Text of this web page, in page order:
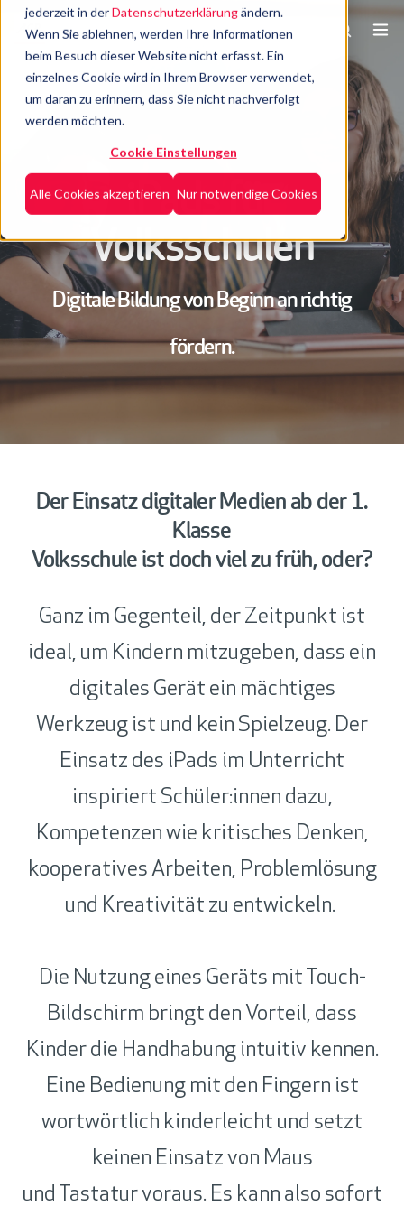
jederzeit in derDatenschutzerklärungändern.
Wenn Sie ablehnen, werden Ihre Informationen
beim Besuch dieser Website nicht erfasst. Ein
einzelnes Cookie wird in Ihrem Browser verwendet,
um daran zu erinnern, dass Sie nicht nachverfolgt
werden möchten.
Cookie Einstellungen
Alle Cookies akzeptieren Nur notwendige Cookies
iPads für
Volksschulen
Digitale Bildung vonBeginn an richtig
fördern.
Der Einsatz digitaler Medien ab der 1.
Klasse
Volksschule ist doch viel zu früh, oder?
Ganz im Gegenteil, der Zeitpunkt ist
ideal, um Kindern mitzugeben, dass ein
digitales Gerät ein mächtiges
Werkzeug ist und kein Spielzeug. Der
Einsatz des iPads im Unterricht
inspiriert Schüler:innen dazu,
Kompetenzen wie kritisches Denken,
kooperatives Arbeiten, Problemlösung
und Kreativität zu entwickeln.
Die Nutzung eines Geräts mit Touch-
Bildschirm bringt den Vorteil, dass
Kinder die Handhabung intuitiv kennen.
Eine Bedienung mit den Fingern ist
wortwörtlich kinderleicht und setzt
keinen Einsatz von Maus
und Tastatur voraus. Es kann also sofort